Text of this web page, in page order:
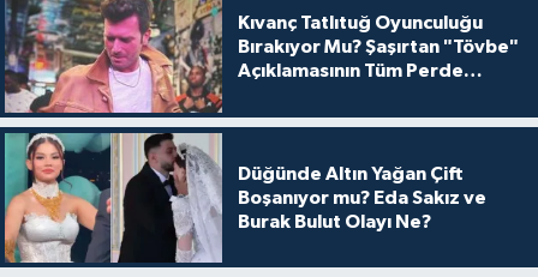
Kıvanç Tatlıtuğ Oyunculuğu
Bırakıyor Mu? Şaşırtan "Tövbe"
Açıklamasının Tüm Perde
Düğünde Altın Yağan Çift
Boşanıyor mu? Eda Sakız ve
Burak Bulut Olayı Ne?